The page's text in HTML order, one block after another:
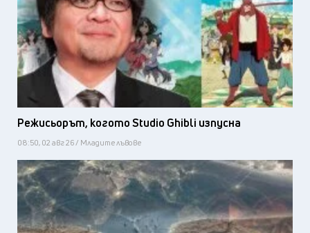
Режисьорът, когото Studio Ghibli изпусна
08:50, 02 авг 26 / Младите лъвове